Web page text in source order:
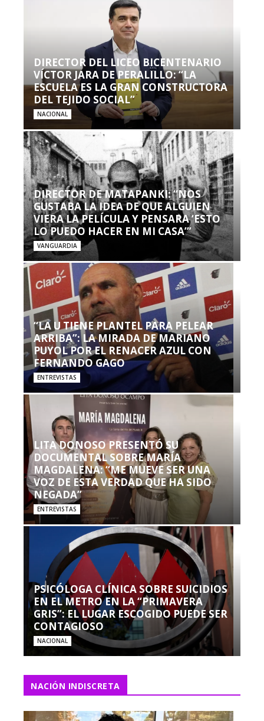
DIRECTOR DEL LICEO BICENTENARIO
VÍCTOR JARA DE PERALILLO: “LA
ESCUELA ES LA GRAN CONSTRUCTORA
DEL TEJIDO SOCIAL”
NACIONAL
DIRECTOR DE MATAPANKI: “NOS
GUSTABA LA IDEA DE QUE ALGUIEN
VIERA LA PELÍCULA Y PENSARA ‘ESTO
LO PUEDO HACER EN MI CASA’”
VANGUARDIA
“LA U TIENE PLANTEL PARA PELEAR
ARRIBA”: LA MIRADA DE MARIANO
PUYOL POR EL RENACER AZUL CON
FERNANDO GAGO
ENTREVISTAS
LITA DONOSO PRESENTÓ SU
DOCUMENTAL SOBRE MARÍA
MAGDALENA: “ME MUEVE SER UNA
VOZ DE ESTA VERDAD QUE HA SIDO
NEGADA”
ENTREVISTAS
PSICÓLOGA CLÍNICA SOBRE SUICIDIOS
EN EL METRO EN LA “PRIMAVERA
GRIS”: EL LUGAR ESCOGIDO PUEDE SER
CONTAGIOSO
NACIONAL
NACIÓN INDISCRETA